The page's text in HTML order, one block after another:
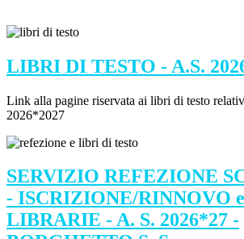
LIBRI DI TESTO - A.S.
Link alla pagine riservata ai libri di testo
2026*2027
SERVIZIO REFEZIONE
- ISCRIZIONE/RINNOVO
LIBRARIE - A. S. 2026*27 -